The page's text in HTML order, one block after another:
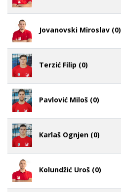
Jovanovski Miroslav (0)
Terzić Filip (0)
Pavlović Miloš (0)
Karlaš Ognjen (0)
Kolundžić Uroš (0)